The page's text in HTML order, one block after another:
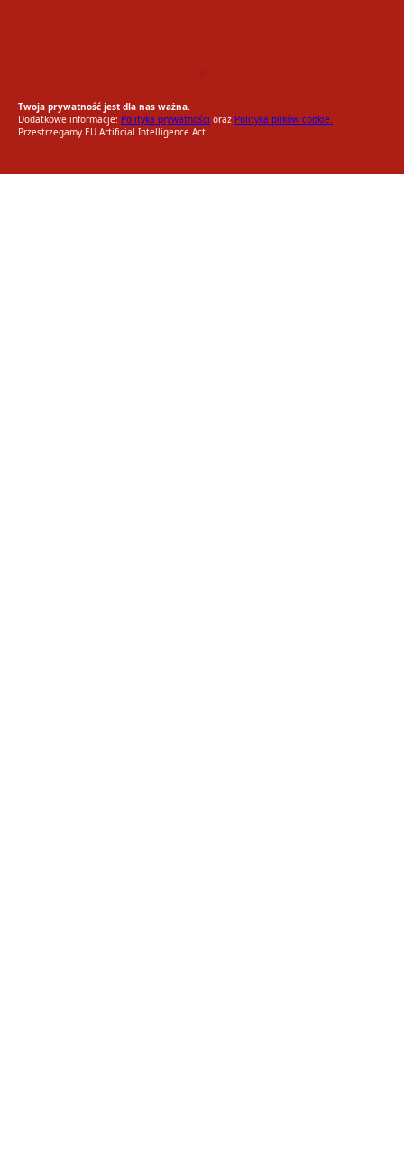
Twoja prywatność jest dla nas ważna.
Dodatkowe informacje: Polityka prywatności oraz Polityka plików cookie.
Przestrzegamy EU Artificial Intelligence Act.